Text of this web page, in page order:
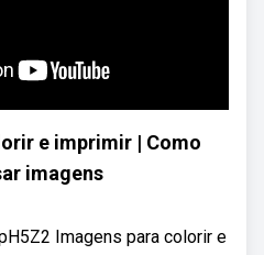
e imprimir | Como
imagens
Imagens para colorir e